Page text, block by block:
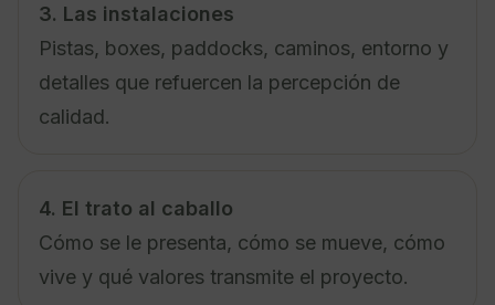
3. Las instalaciones
Pistas, boxes, paddocks, caminos, entorno y
detalles que refuercen la percepción de
calidad.
4. El trato al caballo
Cómo se le presenta, cómo se mueve, cómo
vive y qué valores transmite el proyecto.